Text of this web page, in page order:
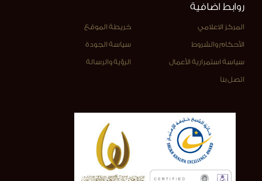
روابط اضافية
المركز الاعلامي خريطة الموقع
الأحكام والشروط سياسة الجودة
سياسة استمرارية الأعمال الرؤية والرسالة
اتصل بنا